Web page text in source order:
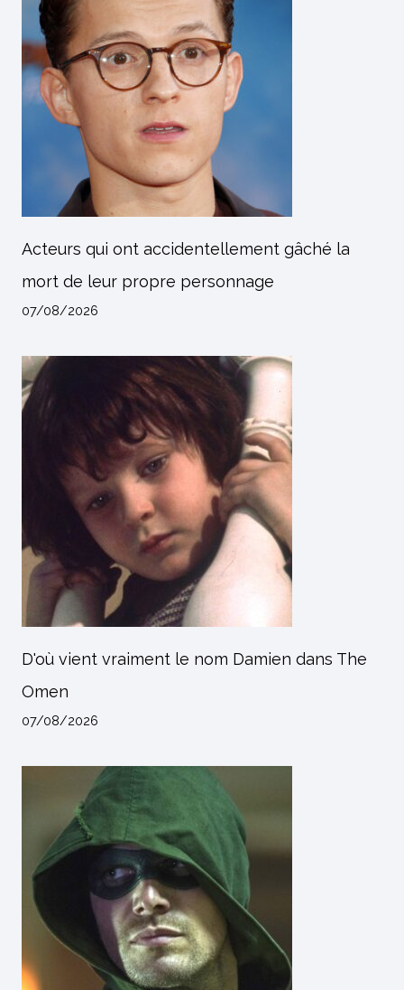
Acteurs qui ont accidentellement gâché la
mort de leur propre personnage
07/08/2026
D'où vient vraiment le nom Damien dans The
Omen
07/08/2026